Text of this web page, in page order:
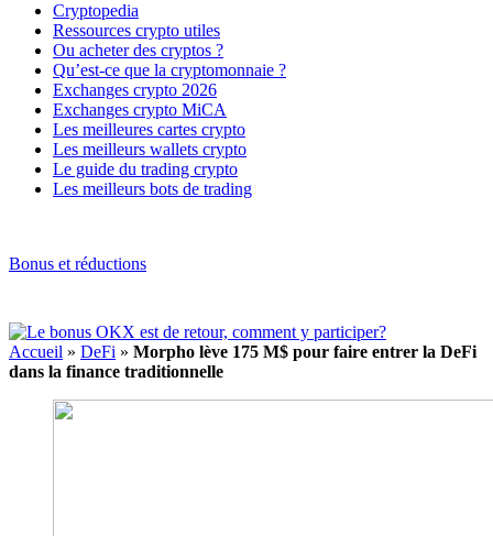
Cryptopedia
Ressources crypto utiles
Ou acheter des cryptos ?
Qu’est-ce que la cryptomonnaie ?
Exchanges crypto 2026
Exchanges crypto MiCA
Les meilleures cartes crypto
Les meilleurs wallets crypto
Le guide du trading crypto
Les meilleurs bots de trading
Bonus et réductions
Accueil » DeFi » Morpho lève 175 M$ pour faire entrer la DeFi
dans la finance traditionnelle